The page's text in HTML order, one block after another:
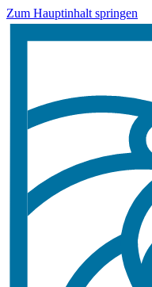
Zum Hauptinhalt springen